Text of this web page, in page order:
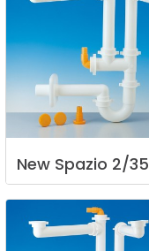
New Spazio 2/35